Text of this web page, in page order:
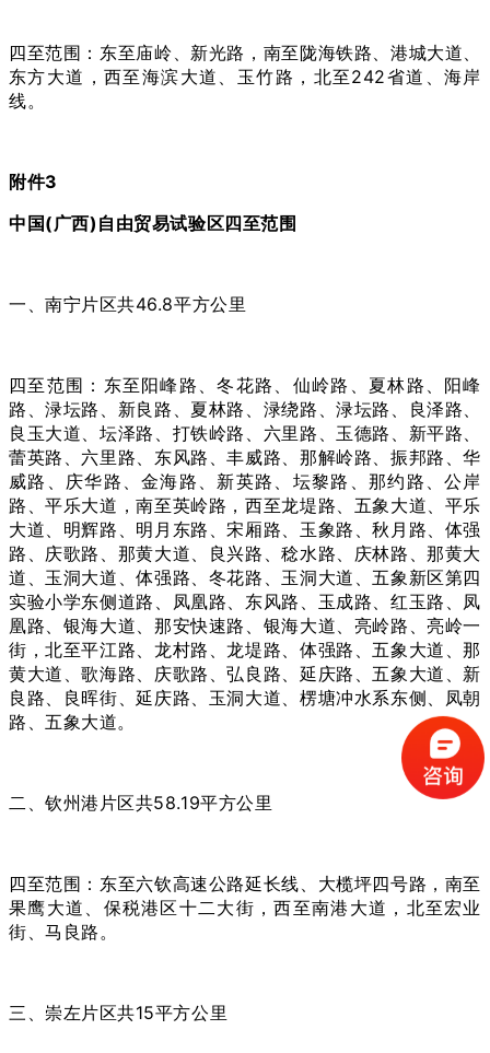
四至范围：东至庙岭、新光路，南至陇海铁路、港城大道、
东方大道，西至海滨大道、玉竹路，北至242省道、海岸
线。
附件3
中国(广西)自由贸易试验区四至范围
一、南宁片区共46.8平方公里
四至范围：东至阳峰路、冬花路、仙岭路、夏林路、阳峰
路、渌坛路、新良路、夏林路、渌绕路、渌坛路、良泽路、
良玉大道、坛泽路、打铁岭路、六里路、玉德路、新平路、
蕾英路、六里路、东风路、丰威路、那解岭路、振邦路、华
威路、庆华路、金海路、新英路、坛黎路、那约路、公岸
路、平乐大道，南至英岭路，西至龙堤路、五象大道、平乐
大道、明辉路、明月东路、宋厢路、玉象路、秋月路、体强
路、庆歌路、那黄大道、良兴路、稔水路、庆林路、那黄大
道、玉洞大道、体强路、冬花路、玉洞大道、五象新区第四
实验小学东侧道路、凤凰路、东风路、玉成路、红玉路、凤
凰路、银海大道、那安快速路、银海大道、亮岭路、亮岭一
街，北至平江路、龙村路、龙堤路、体强路、五象大道、那
黄大道、歌海路、庆歌路、弘良路、延庆路、五象大道、新
良路、良晖街、延庆路、玉洞大道、楞塘冲水系东侧、凤朝
路、五象大道。
二、钦州港片区共58.19平方公里
四至范围：东至六钦高速公路延长线、大榄坪四号路，南至
果鹰大道、保税港区十二大街，西至南港大道，北至宏业
街、马良路。
三、崇左片区共15平方公里